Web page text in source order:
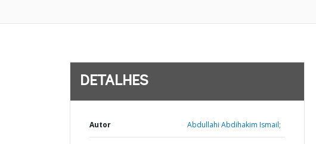
DETALHES
Autor Abdullahi Abdihakim Ismail;